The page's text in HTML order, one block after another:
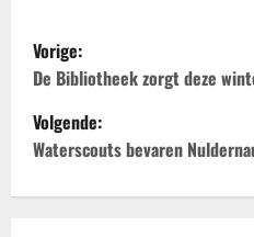
B
e
r
Vorige:
De Bibliotheek zorgt deze
Volgende:
Waterscouts bevaren